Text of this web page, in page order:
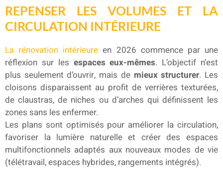
REPENSER LES VOLUMES ET LA
CIRCULATION INTÉRIEURE
La rénovation intérieure en 2026 commence par une
réflexion sur les espaces eux-mêmes. L’objectif n’est
plus seulement d’ouvrir, mais de mieux structurer. Les
cloisons disparaissent au profit de verrières texturées,
de claustras, de niches ou d’arches qui définissent les
zones sans les enfermer.
Les plans sont optimisés pour améliorer la circulation,
favoriser la lumière naturelle et créer des espaces
multifonctionnels adaptés aux nouveaux modes de vie
(télétravail, espaces hybrides, rangements intégrés).